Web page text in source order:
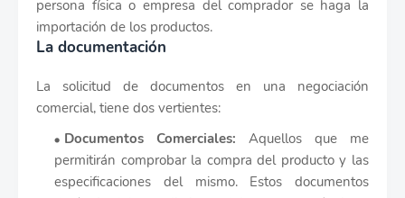
persona física o empresa del comprador se haga la
importación de los productos.
La documentación
La solicitud de documentos en una negociación
comercial, tiene dos vertientes:
Documentos Comerciales: Aquellos que me
permitirán comprobar la compra del producto y las
especificaciones del mismo. Estos documentos